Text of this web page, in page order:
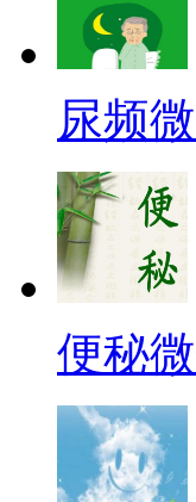
尿频
便秘